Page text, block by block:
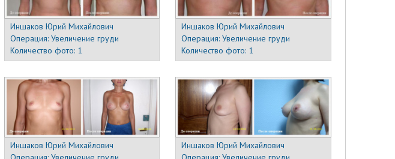
Иншаков Юрий Михайлович
Операция: Увеличение груди
Количество фото: 1
Иншаков Юрий Михайлович
Операция: Увеличение груди
Количество фото: 1
Иншаков Юрий Михайлович
Иншаков Юрий Михайлович